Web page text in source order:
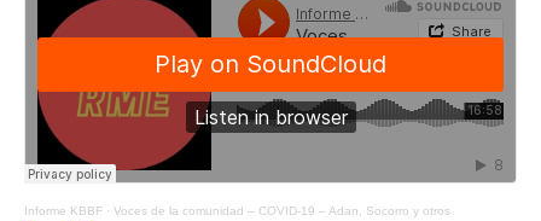
Informe KBBF · Voces de la comunidad – COVID-19 – Adan, Socorro y otros